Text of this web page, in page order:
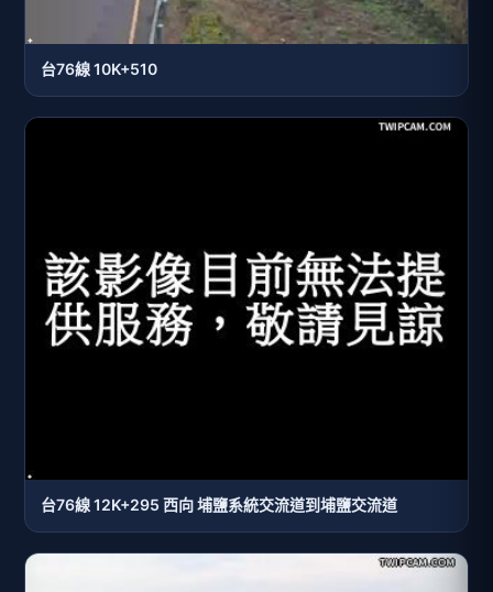
台76線 10K+510
台76線 12K+295 西向 埔鹽系統交流道到埔鹽交流道